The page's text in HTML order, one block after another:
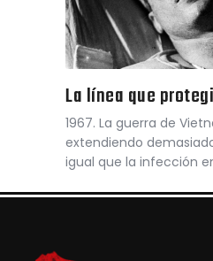
La línea que
1967. La guerra de
extendiendo
igual que la infección